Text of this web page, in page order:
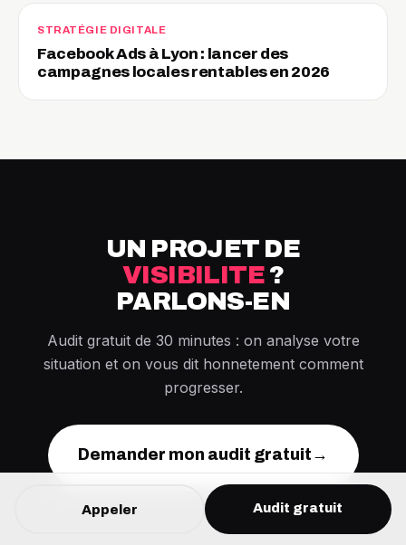
STRATÉGIE DIGITALE
Facebook Ads à Lyon : lancer des
campagnes locales rentables en 2026
UN PROJET DE
VISIBILITE?
PARLONS-EN
Audit gratuit de 30 minutes : on analyse votre
situation et on vous dit honnetement comment
progresser.
Demander mon audit gratuit →
Appeler Audit gratuit